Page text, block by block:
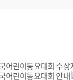
어린이동요대회 수상
어린이동요대회 안내